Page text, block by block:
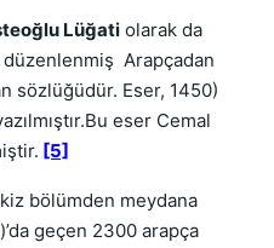
Lüğati olarak da
düzenlenmiş Arapçadan
sözlüğüdür. Eser, 1450)
eser Cemal
[5]
bölümden meydana
geçen 2300 arapça